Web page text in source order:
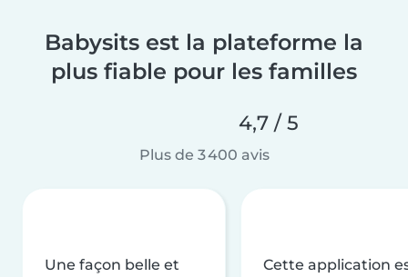
Babysits est la plateforme la
plus fiable pour les familles
4,7 / 5
Plus de 3 400 avis
Une façon belle et
Cette application